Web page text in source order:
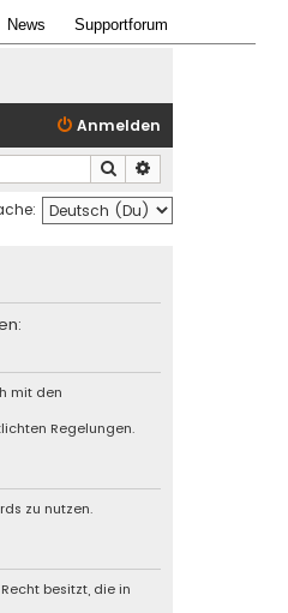
News Supportforum
Anmelden
Suche
mit den
Regelungen.
zu nutzen.
besitzt, die in